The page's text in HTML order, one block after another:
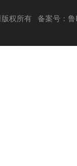
版权所有 备案号：